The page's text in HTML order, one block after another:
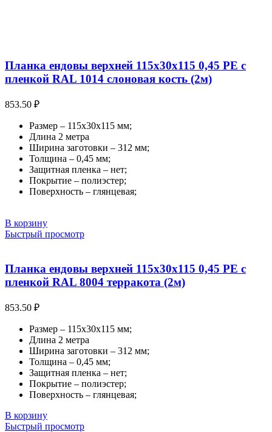
Планка ендовы верхней 115х30х115 0,45 PE с
пленкой RAL 1014 слоновая кость (2м)
853.50 ₽
Размер – 115х30х115 мм;
Длина 2 метра
Ширина заготовки – 312 мм;
Толщина – 0,45 мм;
Защитная пленка – нет;
Покрытие – полиэстер;
Поверхность – глянцевая;
В корзину
Быстрый просмотр
Планка ендовы верхней 115х30х115 0,45 PE с
пленкой RAL 8004 терракота (2м)
853.50 ₽
Размер – 115х30х115 мм;
Длина 2 метра
Ширина заготовки – 312 мм;
Толщина – 0,45 мм;
Защитная пленка – нет;
Покрытие – полиэстер;
Поверхность – глянцевая;
В корзину
Быстрый просмотр